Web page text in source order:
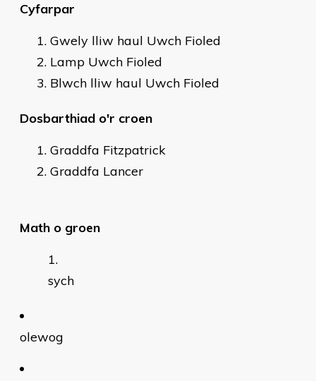
Cyfarpar
Gwely lliw haul Uwch Fioled
Lamp Uwch Fioled
Blwch lliw haul Uwch Fioled
Dosbarthiad o'r croen
Graddfa Fitzpatrick
Graddfa Lancer
Math o groen
sych
olewog